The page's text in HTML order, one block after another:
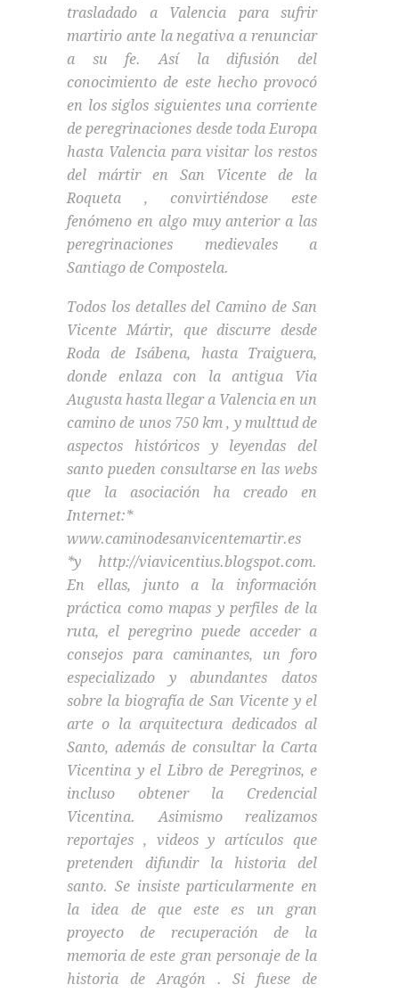
trasladado a Valencia para sufrir
martirio ante la negativa a renunciar
a su fe. Así la difusión del
conocimiento de este hecho provocó
en los siglos siguientes una corriente
de peregrinaciones desde toda Europa
hasta Valencia para visitar los restos
del mártir en San Vicente de la
Roqueta , convirtiéndose este
fenómeno en algo muy anterior a las
peregrinaciones medievales a
Santiago de Compostela.
Todos los detalles del Camino de San
Vicente Mártir, que discurre desde
Roda de Isábena, hasta Traiguera,
donde enlaza con la antigua Via
Augusta hasta llegar a Valencia en un
camino de unos 750 km , y multtud de
aspectos históricos y leyendas del
santo pueden consultarse en las webs
que la asociación ha creado en
Internet:*
www.caminodesanvicentemartir.es
*y http://viavicentius.blogspot.com.
En ellas, junto a la información
práctica como mapas y perfiles de la
ruta, el peregrino puede acceder a
consejos para caminantes, un foro
especializado y abundantes datos
sobre la biografía de San Vicente y el
arte o la arquitectura dedicados al
Santo, además de consultar la Carta
Vicentina y el Libro de Peregrinos, e
incluso obtener la Credencial
Vicentina. Asimismo realizamos
reportajes , videos y artículos que
pretenden difundir la historia del
santo. Se insiste particularmente en
la idea de que este es un gran
proyecto de recuperación de la
memoria de este gran personaje de la
historia de Aragón . Si fuese de